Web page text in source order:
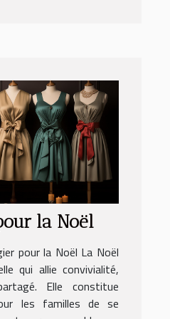
la Noël
pour la Noël La Noël
qui allie convivialité,
Elle constitue
les familles de se